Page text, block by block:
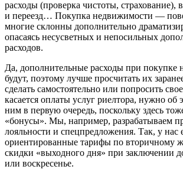
расходы (проверка чистоты, страхование),
и переезд… Покупка недвижимости —
многие склонны дополнительно
опасаясь несусветных и непосильных
расходов.
Да, дополнительные расходы при покупке
будут, поэтому лучше просчитать их
сделать самостоятельно или попросить
касается оплаты услуг риелтора, нужно об
ним в первую очередь, поскольку здесь
«бонусы». Мы, например, разрабатываем
лояльности и спецпредложения. Так, у нас
ориентированные тарифы по вторичному
скидки «выходного дня» при заключении
или воскресенье.